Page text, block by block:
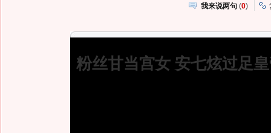
我来说两句 (0)
粉丝甘当宫女 安七炫过足